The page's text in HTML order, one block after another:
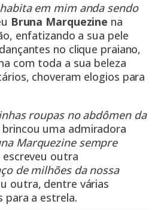
em mim anda sendo
Bruna Marquezine na
enfatizando a sua pele
no clique praiano,
com toda a sua beleza
choveram elogios para
roupas no abdômen da
brincou uma admiradora
Marquezine sempre
escreveu outra
de milhões da nossa
outra, dentre várias
para a estrela.